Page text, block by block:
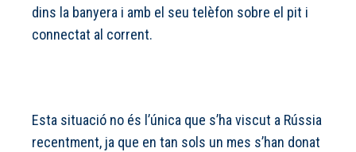
dins la banyera i amb el seu telèfon sobre el pit i
connectat al corrent.
Esta situació no és l’única que s’ha viscut a Rússia
recentment, ja que en tan sols un mes s’han donat